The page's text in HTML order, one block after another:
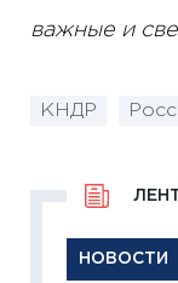
важные и
КНДР
НОВОСТИ